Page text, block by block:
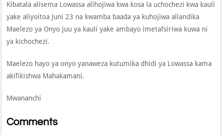
Kibatala alisema Lowassa alihojiwa kwa kosa la uchochezi kwa kauli
yake aliyoitoa Juni 23 na kwamba baada ya kuhojiwa aliandika
Maelezo ya Onyo juu ya kauli yake ambayo imetafsiriwa kuwa ni
ya kichochezi.
Maelezo hayo ya onyo yanaweza kutumika dhidi ya Lowassa kama
akifikishwa Mahakamani.
Mwananchi
Comments